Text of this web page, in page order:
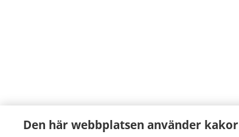
Den här webbplatsen använder kakor